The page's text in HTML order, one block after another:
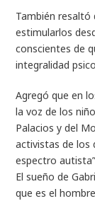
También resaltó
estimularlos
conscientes de
integralidad
Agregó que en
la voz de los
Palacios y del
activistas de los
espectro
El sueño de
que es el